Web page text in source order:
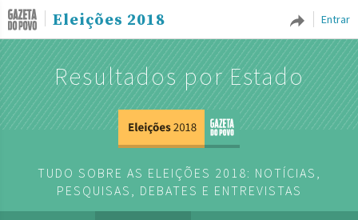
Entrar
Eleições 2018
Resultados por Estado
TUDO SOBRE AS ELEIÇÕES 2018: NOTÍCIAS,
PESQUISAS, DEBATES E ENTREVISTAS